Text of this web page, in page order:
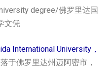
degree/佛罗里达国
文凭
International University，
于佛罗里达州迈阿密市，